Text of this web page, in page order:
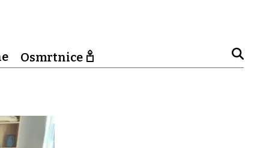
Osmrtnice